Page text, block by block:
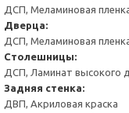
ДСП, Меламиновая
Дверца:
ДСП, Меламиновая
Столешницы:
ДСП, Ламинат высокого
Задняя стенка:
ДВП, Акриловая краска